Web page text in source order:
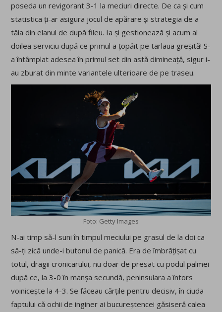
poseda un revigorant 3-1 la meciuri directe. De ca și cum
statistica ți-ar asigura jocul de apărare și strategia de a
tăia din elanul de după fileu. Ia și gestionează și acum al
doilea serviciu după ce primul a țopăit pe tarlaua greșită! S-
a întâmplat adesea în primul set din astă dimineață, sigur i-
au zburat din minte variantele ulterioare de pe traseu.
Foto: Getty Images
N-ai timp să-l suni în timpul meciului pe grasul de la doi ca
să-ți zică unde-i butonul de panică. Era de îmbrățișat cu
totul, dragii cronicarului, nu doar de presat cu podul palmei
după ce, la 3-0 în manșa secundă, peninsulara a întors
voinicește la 4-3. Se făceau cărțile pentru decisiv, în ciuda
faptului că ochii de inginer ai bucureștencei găsiseră calea